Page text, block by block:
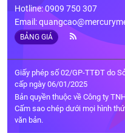
Hotline: 0909 750 307
Email:
BẢNG GIÁ
Giấy phép số 02/GP-TTĐT do
cấp ngày 06/01/2025
Bản quyền thuộc về Công ty
Cấm sao chép dưới mọi hình
văn bản.